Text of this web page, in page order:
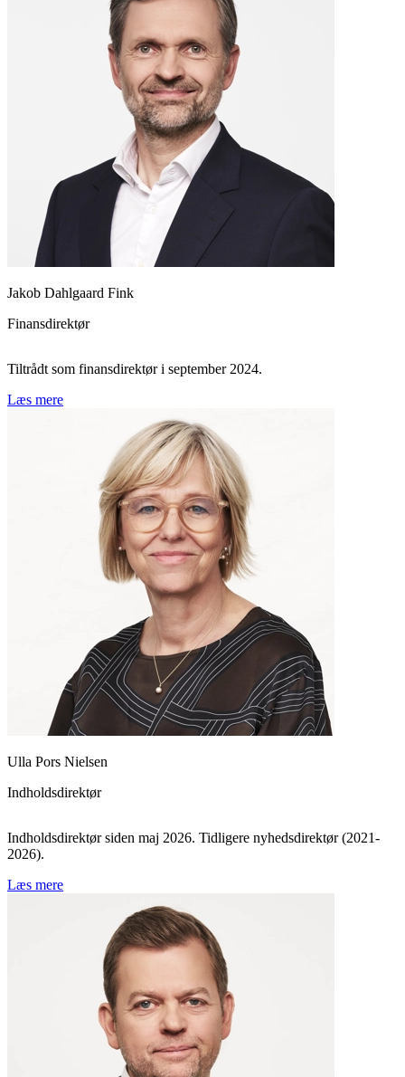
Jakob Dahlgaard Fink
Finansdirektør
Tiltrådt som finansdirektør i september 2024.
Læs mere
Ulla Pors Nielsen
Indholdsdirektør
Indholdsdirektør siden maj 2026. Tidligere nyhedsdirektør (2021-
2026).
Læs mere